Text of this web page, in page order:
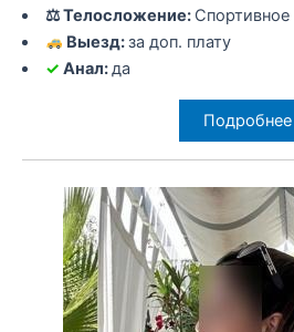
⚖ Телосложение: Спортивное
Выезд:за доп. плату
✓ Анал:да
Подробнее